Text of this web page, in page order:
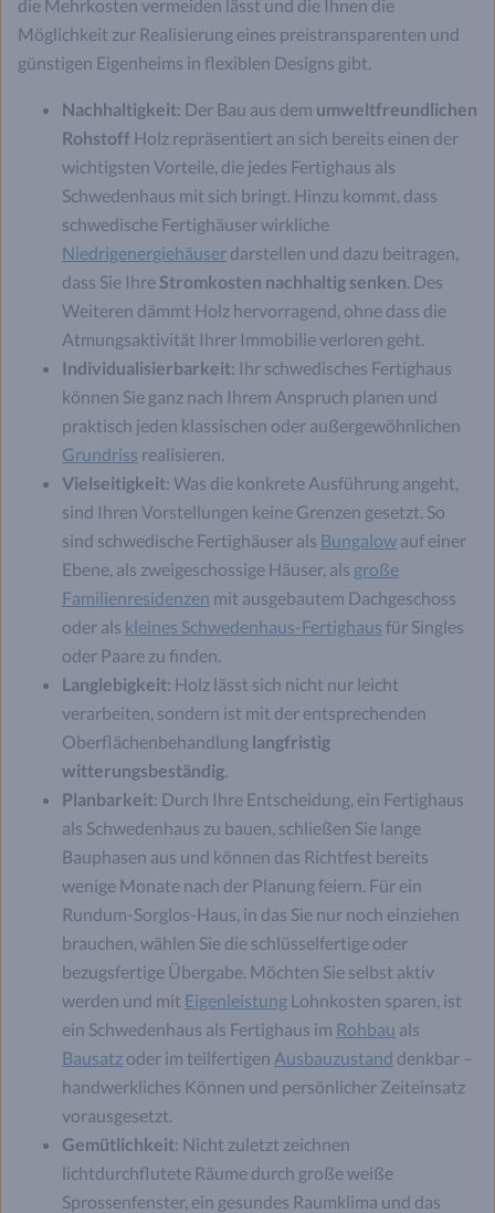
die Mehrkosten vermeiden lässt und die Ihnen die
Möglichkeit zur Realisierung eines preistransparenten und
günstigen Eigenheims in flexiblen Designs gibt.
Nachhaltigkeit: Der Bau aus dem umweltfreundlichen
Rohstoff Holz repräsentiert an sich bereits einen der
wichtigsten Vorteile, die jedes Fertighaus als
Schwedenhaus mit sich bringt. Hinzu kommt, dass
schwedische Fertighäuser wirkliche
Niedrigenergiehäuser darstellen und dazu beitragen,
dass Sie IhreStromkosten nachhaltig senken. Des
Weiteren dämmt Holz hervorragend, ohne dass die
Atmungsaktivität Ihrer Immobilie verloren geht.
Individualisierbarkeit: Ihr schwedisches Fertighaus
können Sie ganz nach Ihrem Anspruch planen und
praktisch jeden klassischen oder außergewöhnlichen
Grundriss realisieren.
Vielseitigkeit: Was die konkrete Ausführung angeht,
sind Ihren Vorstellungen keine Grenzen gesetzt. So
sind schwedische Fertighäuser als Bungalow auf einer
Ebene, als zweigeschossige Häuser, als große
Familienresidenzen mit ausgebautem Dachgeschoss
oder als kleines Schwedenhaus-Fertighaus für Singles
oder Paare zu finden.
Langlebigkeit: Holz lässt sich nicht nur leicht
verarbeiten, sondern ist mit der entsprechenden
Oberflächenbehandlung langfristig
witterungsbeständig.
Planbarkeit: Durch Ihre Entscheidung, ein Fertighaus
als Schwedenhaus zu bauen, schließen Sie lange
Bauphasen aus und können das Richtfest bereits
wenige Monate nach der Planung feiern. Für ein
Rundum-Sorglos-Haus, in das Sie nur noch einziehen
brauchen, wählen Sie die schlüsselfertige oder
bezugsfertige Übergabe. Möchten Sie selbst aktiv
werden und mit Eigenleistung Lohnkosten sparen, ist
ein Schwedenhaus als Fertighaus im Rohbau als
Bausatz oder im teilfertigen Ausbauzustand denkbar –
handwerkliches Können und persönlicher Zeiteinsatz
vorausgesetzt.
Gemütlichkeit: Nicht zuletzt zeichnen
lichtdurchflutete Räume durch große weiße
Sprossenfenster, ein gesundes Raumklima und das